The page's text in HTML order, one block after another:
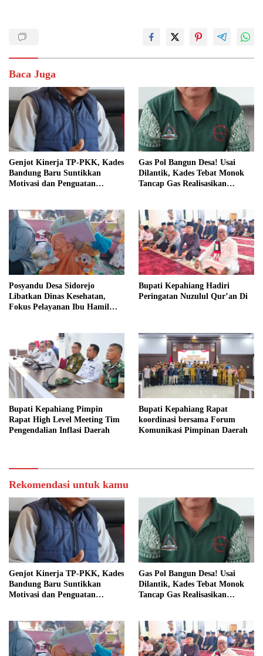
Baca Juga
Genjot Kinerja TP-PKK, Kades
Bandung Baru Suntikkan
Motivasi dan Penguatan
Gas Pol Bangun Desa! Usai
Dilantik, Kades Tebat Monok
Tancap Gas Realisasikan
Posyandu Desa Sidorejo
Libatkan Dinas Kesehatan,
Fokus Pelayanan Ibu Hamil
Bupati Kepahiang Hadiri
Peringatan Nuzulul Qur’an Di
Bupati Kepahiang Pimpin
Rapat High Level Meeting Tim
Pengendalian Inflasi Daerah
Bupati Kepahiang Rapat
koordinasi bersama Forum
Komunikasi Pimpinan Daerah
Rekomendasi untuk kamu
Genjot Kinerja TP-PKK, Kades
Bandung Baru Suntikkan
Motivasi dan Penguatan
Gas Pol Bangun Desa! Usai
Dilantik, Kades Tebat Monok
Tancap Gas Realisasikan